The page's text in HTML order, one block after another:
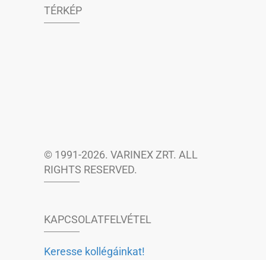
TÉRKÉP
© 1991-2026. VARINEX ZRT. ALL
RIGHTS RESERVED.
KAPCSOLATFELVÉTEL
Keresse kollégáinkat!